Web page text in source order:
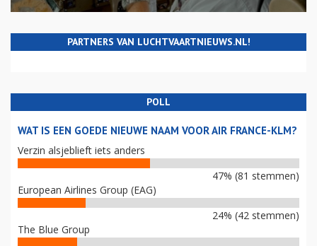
PARTNERS VAN LUCHTVAARTNIEUWS.NL!
POLL
WAT IS EEN GOEDE NIEUWE NAAM VOOR AIR FRANCE-KLM?
Verzin alsjeblieft iets anders
47% (81 stemmen)
European Airlines Group (EAG)
24% (42 stemmen)
The Blue Group